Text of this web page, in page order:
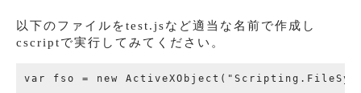
以下のファイルをtest.jsなど適当な名前で作成し
cscriptで実行してみてください。
var fso = new